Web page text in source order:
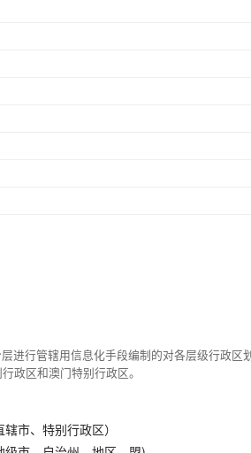
进行管辖用信息化手段编制的对各层级行政
政区和澳门特别行政区。
市、特别行政区）